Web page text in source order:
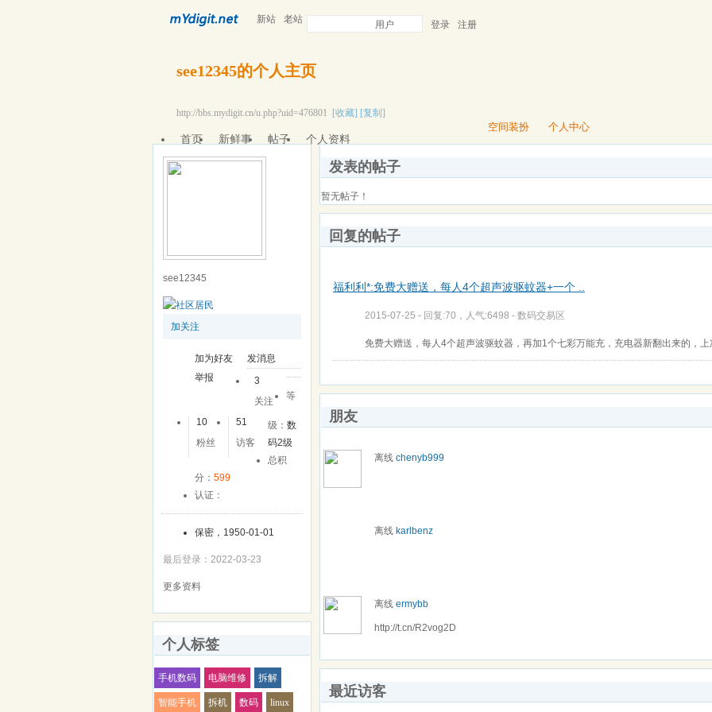
新站 老站 用户 登录 注册
see12345的个人主页
http://bbs.mydigit.cn/u.php?uid=476801 [收藏] [复制]
空间装扮 个人中心
首页 新鲜事 帖子 个人资料
see12345
加关注
加为好友
发消息
举报
3
关注
10
粉丝
51
访客
等
级：数
码2级
总积
分： 599
认证：
保密，1950-01-01
最后登录：2022-03-23
更多资料
个人标签
手机数码 电脑维修 拆解
智能手机 拆机 数码 linux
发表的帖子
暂无帖子！
回复的帖子
福利利*:免费大赠送，每人4个超声波驱蚊器+一个 ..
2015-07-25 - 回复:70，人气:6498 - 数码交易区
免费大赠送，每人4个超声波驱蚊器，再加1个七彩万能充，充电器新翻出来的，
朋友
离线 chenyb999
离线 karlbenz
离线 ermybb
http://t.cn/R2vog2D
最近访客